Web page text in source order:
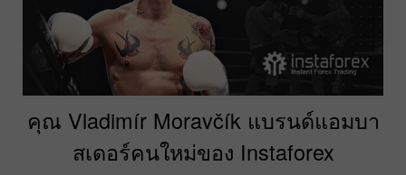
คุณ Vladimír Moravčík แบรนด์แอมบา
สเดอร์คนใหม่ของ Instaforex